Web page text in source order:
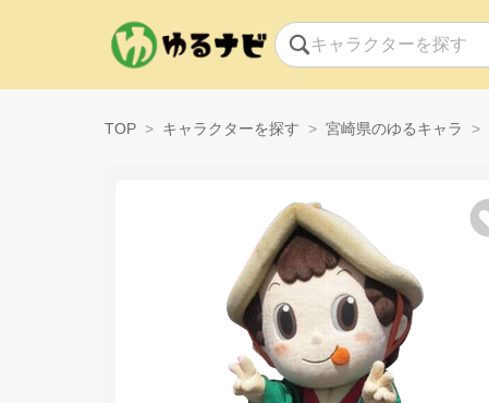
TOP キャラクターを探す 宮崎県のゆるキャラ